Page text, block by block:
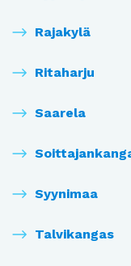
Rajakylä
Ritaharju
Saarela
Syynimaa
Talvikangas